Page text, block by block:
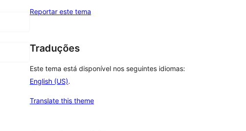
Reportar este tema
Traduções
Este tema está disponível nos seguintes idiomas:
English (US).
Translate this theme